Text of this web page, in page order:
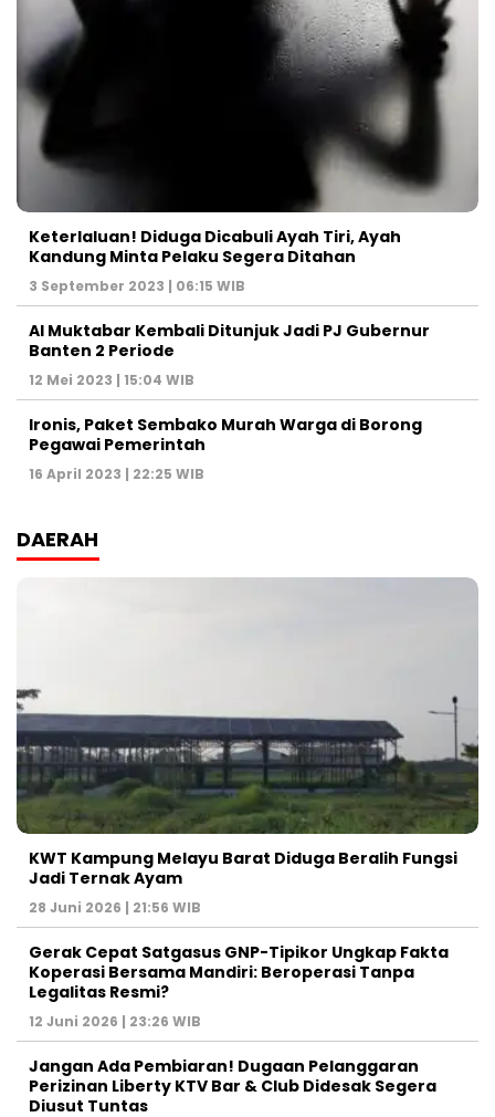
Keterlaluan! Diduga Dicabuli Ayah Tiri, Ayah
Kandung Minta Pelaku Segera Ditahan
3 September 2023 | 06:15 WIB
Al Muktabar Kembali Ditunjuk Jadi PJ Gubernur
Banten 2 Periode
12 Mei 2023 | 15:04 WIB
Ironis, Paket Sembako Murah Warga di Borong
Pegawai Pemerintah
16 April 2023 | 22:25 WIB
DAERAH
KWT Kampung Melayu Barat Diduga Beralih Fungsi
Jadi Ternak Ayam
28 Juni 2026 | 21:56 WIB
Gerak Cepat Satgasus GNP-Tipikor Ungkap Fakta
Koperasi Bersama Mandiri: Beroperasi Tanpa
Legalitas Resmi?
12 Juni 2026 | 23:26 WIB
Jangan Ada Pembiaran! Dugaan Pelanggaran
Perizinan Liberty KTV Bar & Club Didesak Segera
Diusut Tuntas